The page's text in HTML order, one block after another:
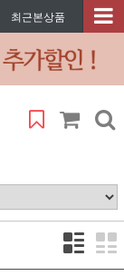
최근본상품